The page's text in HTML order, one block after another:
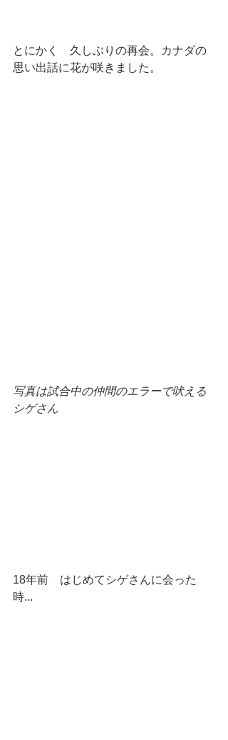
とにかく　久しぶりの再会。カナダの
思い出話に花が咲きました。
写真は試合中の仲間のエラーで吠える
シゲさん
18年前　はじめてシゲさんに会った
時...